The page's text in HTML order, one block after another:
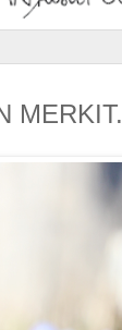
MERKIT.